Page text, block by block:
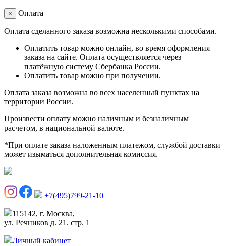
× Оплата
Оплата сделанного заказа возможна несколькими способами.
Оплатить товар можно онлайн, во время оформления
заказа на сайте. Оплата осуществляется через
платёжную систему Сбербанка России.
Оплатить товар можно при получении.
Оплата заказа возможна во всех населенный пунктах на
территории России.
Произвести оплату можно наличным и безналичным
расчетом, в национальной валюте.
*При оплате заказа наложенным платежом, службой доставки
может изыматься дополнительная комиссия.
+7(495)799-21-10
115142, г. Москва,
ул. Речников д. 21. стр. 1
Личный кабинет